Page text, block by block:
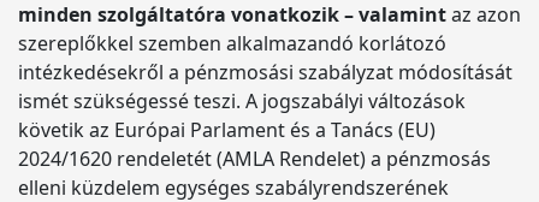
minden szolgáltatóra vonatkozik – valamintaz azon
szereplőkkel szemben alkalmazandó korlátozó
intézkedésekről a pénzmosási szabályzat módosítását
ismét szükségessé teszi. A jogszabályi változások
követik az Európai Parlament és a Tanács (EU)
2024/1620 rendeletét (AMLA Rendelet) a pénzmosás
elleni küzdelem egységes szabályrendszerének